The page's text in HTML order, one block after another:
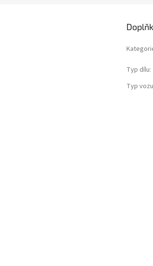
Typ dílu:
Typ vozu